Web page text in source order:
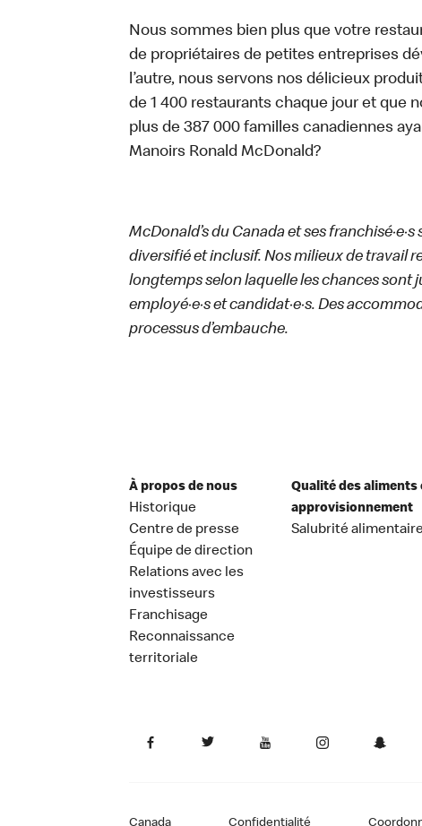
Nous sommes bien plus que votre
de propriétaires de petites entreprises
l’autre, nous servons nos délicieux
de 1 400 restaurants chaque jour et que
plus de 387 000 familles canadiennes
Manoirs Ronald McDonald?
McDonald’s du Canada et ses
diversifié et inclusif. Nos milieux de travail
longtemps selon laquelle les chances sont
employé·e·s et candidat·e·s. Des
processus d’embauche.
À propos de nous
Historique
Centre de presse
Équipe de direction
Relations avec les
investisseurs
Franchisage
Reconnaissance
territoriale
Qualité des aliments
approvisionnement
Salubrité
Canada Confidentialité